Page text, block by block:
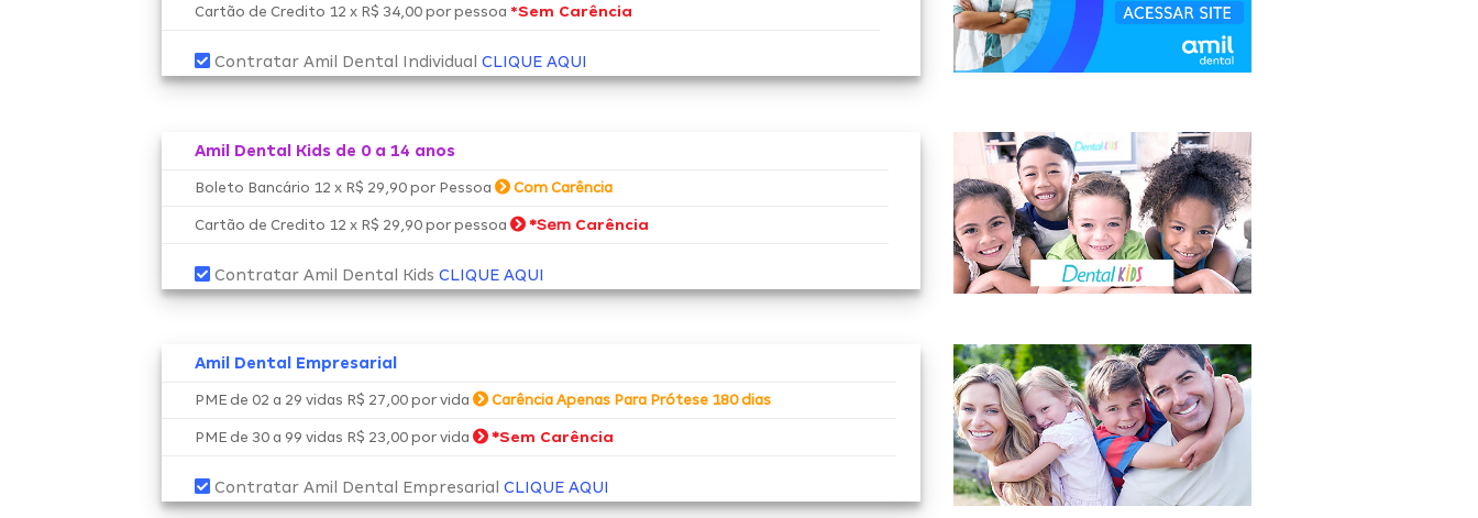
Cartão de Credito 12 x R$ 34,00 por pessoa *Sem Carência
Contratar Amil Dental Individual CLIQUE AQUI
Amil Dental Kids de 0 a 14 anos
Boleto Bancário 12 x R$ 29,90 por Pessoa Com Carência
Cartão de Credito 12 x R$ 29,90 por pessoa *Sem Carência
Contratar Amil Dental Kids CLIQUE AQUI
Amil Dental Empresarial
PME de 02 a 29 vidas R$ 27,00 por vida Carência Apenas Para Prótese 180 dias
PME de 30 a 99 vidas R$ 23,00 por vida *Sem Carência
Contratar Amil Dental Empresarial CLIQUE AQUI